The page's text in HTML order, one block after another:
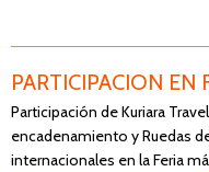
PARTICIPACION EN
Participación de Kuriara
encadenamiento y Ruedas
internacionales en la Feria